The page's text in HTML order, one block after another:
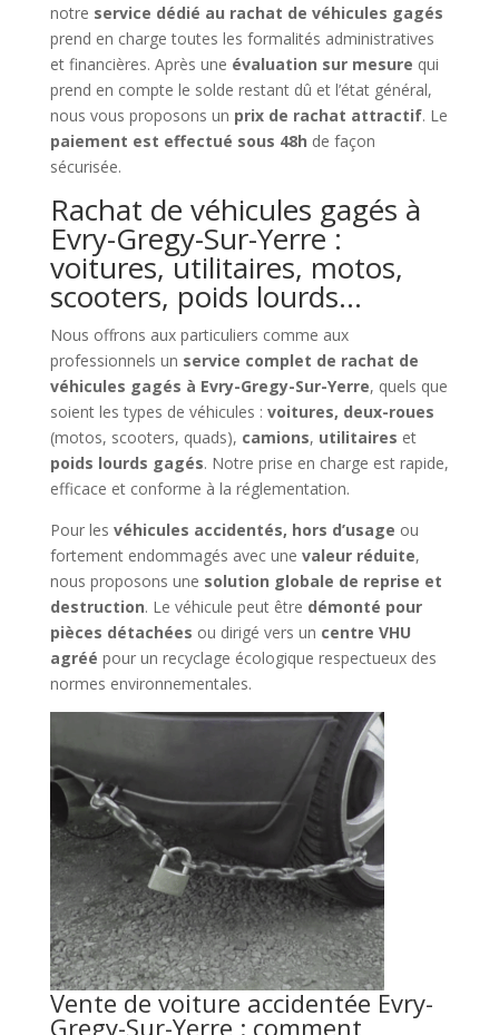
notre service dédié au rachat de véhicules gagés
prend en charge toutes les formalités administratives
et financières. Après une évaluation sur mesure qui
prend en compte le solde restant dû et l’état général,
nous vous proposons un prix de rachat attractif. Le
paiement est effectué sous 48h de façon
sécurisée.
Rachat de véhicules gagés à
Evry-Gregy-Sur-Yerre :
voitures, utilitaires, motos,
scooters, poids lourds…
Nous offrons aux particuliers comme aux
professionnels un service complet de rachat de
véhicules gagés à Evry-Gregy-Sur-Yerre, quels que
soient les types de véhicules : voitures, deux-roues
(motos, scooters, quads), camions, utilitaires et
poids lourds gagés. Notre prise en charge est rapide,
efficace et conforme à la réglementation.
Pour les véhicules accidentés, hors d’usage ou
fortement endommagés avec une valeur réduite,
nous proposons une solution globale de reprise et
destruction. Le véhicule peut être démonté pour
pièces détachées ou dirigé vers un centre VHU
agréé pour un recyclage écologique respectueux des
normes environnementales.
Vente de voiture accidentée Evry-
Gregy-Sur-Yerre : comment